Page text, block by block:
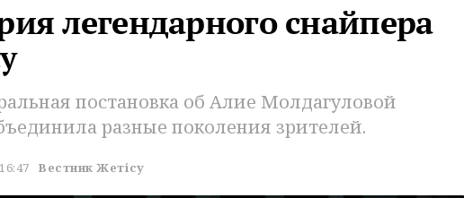
легендарного снайпера
постановка об Алие Молдагуловой
разные поколения зрителей.
Вестник Жетісу